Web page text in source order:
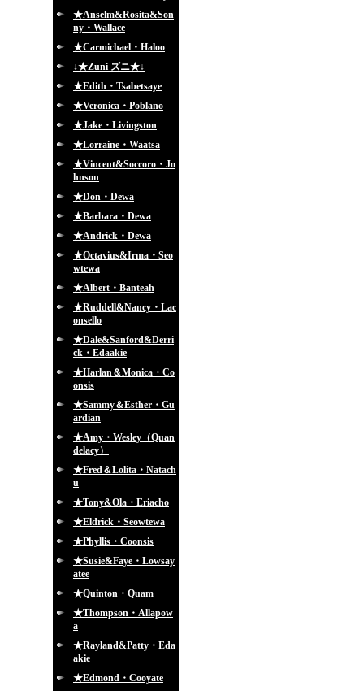
★Anselm&Rosita&Son
ny・Wallace
★Carmichael・Haloo
↓★Zuni ズニ★↓
★Edith・Tsabetsaye
★Veronica・Poblano
★Jake・Livingston
★Lorraine・Waatsa
★Vincent&Soccoro・Jo
hnson
★Don・Dewa
★Barbara・Dewa
★Andrick・Dewa
★Octavius&Irma・Seo
wtewa
★Albert・Banteah
★Ruddell&Nancy・Lac
onsello
★Dale&Sanford&Derri
ck・Edaakie
★Harlan＆Monica・Co
onsis
★Sammy＆Esther・Gu
ardian
★Amy・Wesley（Quan
delacy）
★Fred＆Lolita・Natach
u
★Tony&Ola・Eriacho
★Eldrick・Seowtewa
★Phyllis・Coonsis
★Susie&Faye・Lowsay
atee
★Quinton・Quam
★Thompson・Allapow
a
★Rayland&Patty・Eda
akie
★Edmond・Cooyate